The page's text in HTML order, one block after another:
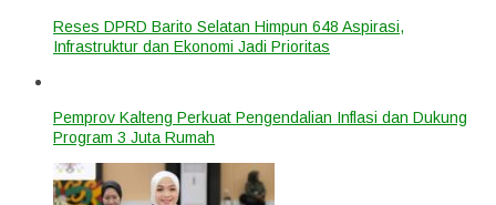
Reses DPRD Barito Selatan Himpun 648 Aspirasi,
Infrastruktur dan Ekonomi Jadi Prioritas
Pemprov Kalteng Perkuat Pengendalian Inflasi dan Dukung
Program 3 Juta Rumah